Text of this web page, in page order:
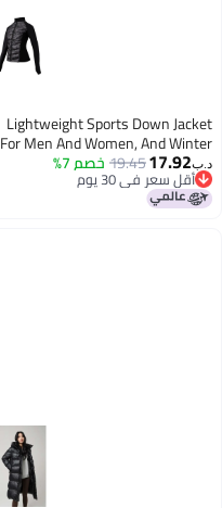
Lightweight Sports Down Jacket
For Men And Women, And Winter
Outerwear, Running Training
Jacket, Cold-proof And Warm
Fitness Jacket
د.ب‏17.92
19.45خصم 7%
أقل سعر في 30 يوم
أقل سعر في 30 يوم